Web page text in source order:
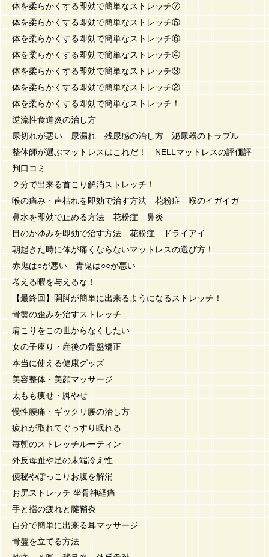
体を柔らかくする即効で簡単なストレッチ⑦
体を柔らかくする即効で簡単なストレッチ⑤
体を柔らかくする即効で簡単なストレッチ⑥
体を柔らかくする即効で簡単なストレッチ④
体を柔らかくする即効で簡単なストレッチ③
体を柔らかくする即効で簡単なストレッチ②
体を柔らかくする即効で簡単なストレッチ！
逆流性食道炎の治し方
尿切れが悪い 尿漏れ 残尿感の治し方 泌尿器のトラブル
整体師が選ぶマットレスはこれだ！ NELLマットレスの評価評
判口コミ
２分で出来る首こり解消ストレッチ！
喉の痛み・声枯れを即効で治す方法 花粉症 喉のイガイガ
鼻水を即効で止める方法 花粉症 鼻炎
目のかゆみを即効で治す方法 花粉症 ドライアイ
朝起きた時に体が痛くならないマットレスの選び方！
赤鬼は○が悪い 青鬼は○○が悪い
考える暇を与えるな！
【最終回】開脚が簡単に出来るようになるストレッチ！
骨盤の歪みを治すストレッチ
肩こりをこの世からなくしたい
女の子座り・産後の骨盤矯正
本当に使える健康グッズ
美容整体・美顔マッサージ
太もも痩せ・脚やせ
慢性腰痛・ギックリ腰の治し方
疲れが取れてぐっすり眠れる
毎朝のストレッチルーティン
外反母趾や足の末端冷え性
便秘やぽっこりお腹を解消
お尻ストレッチ 坐骨神経痛
手と指の疲れと腱鞘炎
自分で簡単に出来る耳マッサージ
骨盤を立てる方法